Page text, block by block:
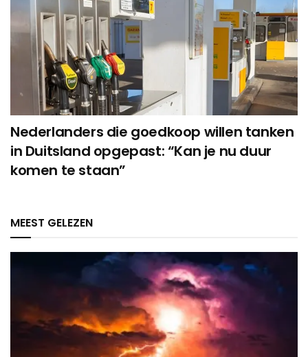
Nederlanders die goedkoop willen tanken
in Duitsland opgepast: “Kan je nu duur
komen te staan”
MEEST GELEZEN